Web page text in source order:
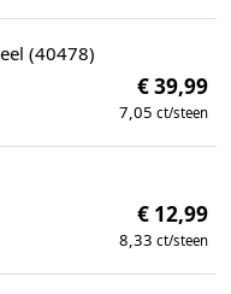
(40478)
€ 39,99
7,05 ct/steen
€ 12,99
8,33 ct/steen